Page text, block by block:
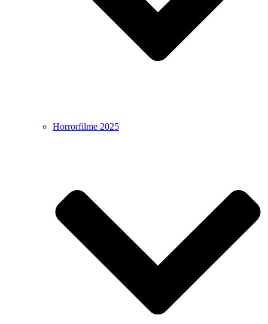
Horrorfilme 2025